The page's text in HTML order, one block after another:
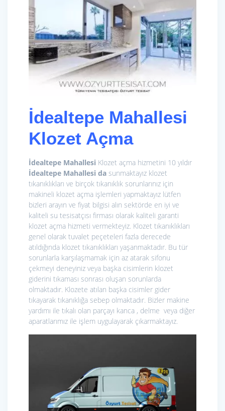
İdealtepe Mahallesi
Klozet Açma
İdealtepe Mahallesi Klozet açma hizmetini 10 yıldır
İdealtepe Mahallesi da sunmaktayız klozet
tıkanıklıkları ve birçok tıkanıklık sorunlarınız için
makineli klozet açma işlemleri yapmaktayız lütfen
bizleri arayın ve fiyat bilgisi alın sektörde en iyi ve
kaliteli su tesisatçısı firması olarak kaliteli garanti
klozet açma hizmeti vermekteyiz. Klozet tıkanıklıkları
genel olarak tuvalet peçeteleri fazla derecede
atıldığında klozet tıkanıklıkları yaşanmaktadır. Bu tür
sorunlarla karşılaşmamak için az atarak sifonu
çekmeyi deneyiniz veya başka cisimlerin klozet
giderini tıkaması sonrası oluşan sorunlarda
olmaktadır. Klozete atılan başka cisimler gider
tıkayarak tıkanıklığa sebep olmaktadır. Bizler makine
yardımı ile tıkalı olan parçayı kanca , delme veya diğer
aparatlarımız ile işlem uygulayarak çıkarmaktayız.